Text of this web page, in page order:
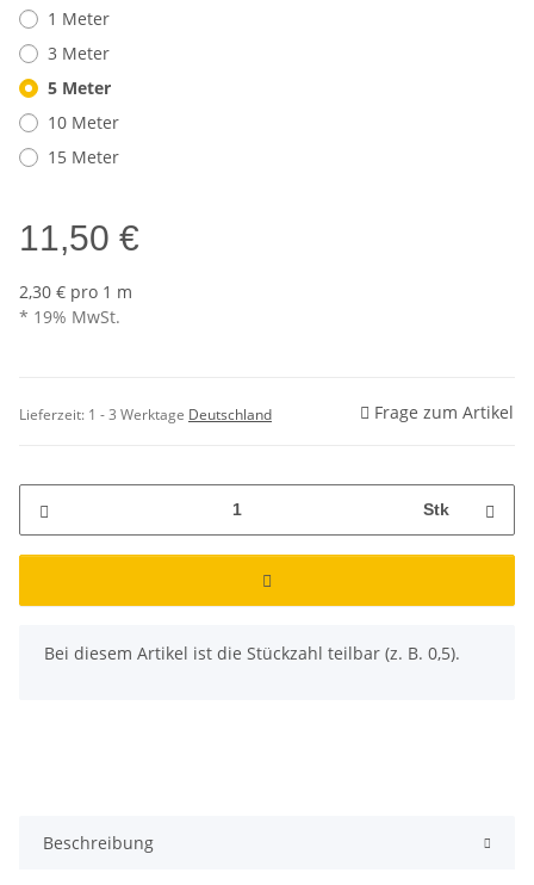
1 Meter
3 Meter
5 Meter
10 Meter
15 Meter
11,50 €
2,30 € pro 1 m
* 19% MwSt.
Lieferzeit: 1 - 3 Werktage Deutschland Frage zum Artikel
Stk
x
Bei diesem Artikel ist die Stückzahl teilbar (z. B. 0,5).
Beschreibung